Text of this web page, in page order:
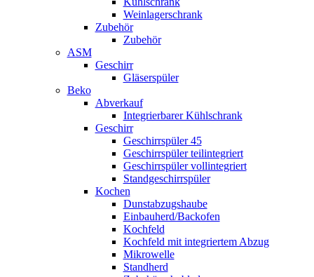
Weinlagerschrank
Zubehör
Zubehör
ASM
Geschirr
Gläserspüler
Beko
Abverkauf
Integrierbarer Kühlschrank
Geschirr
Geschirrspüler 45
Geschirrspüler teilintegriert
Geschirrspüler vollintegriert
Standgeschirrspüler
Kochen
Dunstabzugshaube
Einbauherd/Backofen
Kochfeld
Kochfeld mit integriertem Abzug
Mikrowelle
Standherd